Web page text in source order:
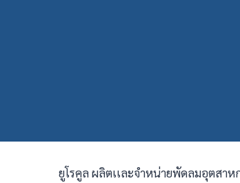
ยูโรคูล ผลิตเเละจำหน่ายพัดลมอุตสา